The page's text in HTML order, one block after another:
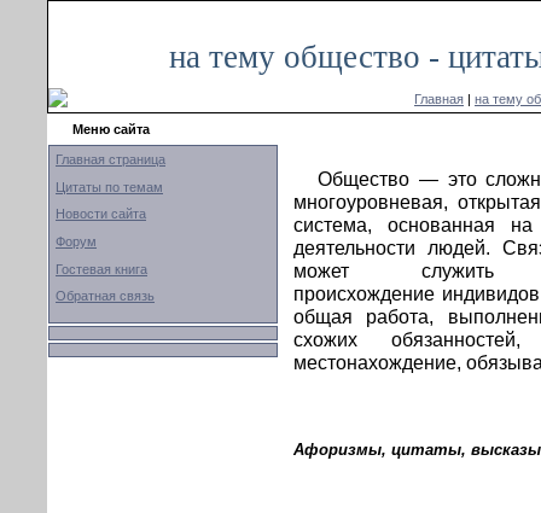
на тему общество -
Главная | на тему
Меню сайта
Главная страница
Цитаты по темам
Новости сайта
Форум
Гостевая книга
Обратная связь
Общество — это
многоуровневая,
система, основанная на
деятельности людей.
может служить
происхождение
общая работа,
схожих
местонахождение,
Афоризмы, цитаты,